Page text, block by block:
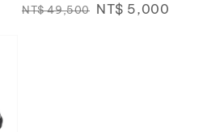
Regular
NT$ 49,500 Sale
NT$ 5,000